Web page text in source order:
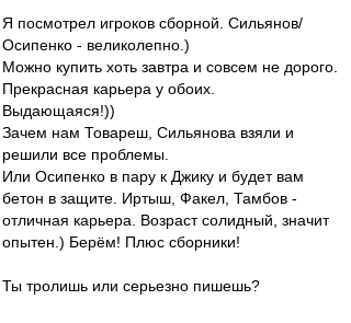
Я посмотрел игроков сборной. Сильянов/
Осипенко - великолепно.)
Можно купить хоть завтра и совсем не дорого.
Прекрасная карьера у обоих.
Выдающаяся!))
Зачем нам Товареш, Сильянова взяли и
решили все проблемы.
Или Осипенко в пару к Джику и будет вам
бетон в защите. Иртыш, Факел, Тамбов -
отличная карьера. Возраст солидный, значит
опытен.) Берём! Плюс сборники!
Ты тролишь или серьезно пишешь?